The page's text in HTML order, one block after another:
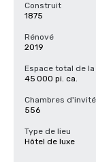
Construit
1875
Rénové
2019
Espace total de la
45 000 pi. ca.
Chambres
556
Type de lieu
Hôtel de luxe